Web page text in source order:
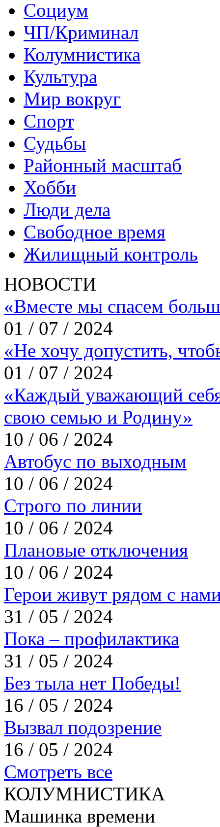
Социум
ЧП/Криминал
Колумнистика
Культура
Мир вокруг
Спорт
Судьбы
Районный масштаб
Хобби
Люди дела
Свободное время
Жилищный контроль
НОВОСТИ
«Вместе мы спасем
01 / 07 / 2024
«Не хочу допустить,
01 / 07 / 2024
«Каждый уважающий
свою семью и Родину»
10 / 06 / 2024
Автобус по выходным
10 / 06 / 2024
Строго по линии
10 / 06 / 2024
Плановые отключения
10 / 06 / 2024
Герои живут рядом с
31 / 05 / 2024
Пока – профилактика
31 / 05 / 2024
Без тыла нет Победы!
16 / 05 / 2024
Вызвал подозрение
16 / 05 / 2024
Смотреть все
КОЛУМНИСТИКА
Машинка времени